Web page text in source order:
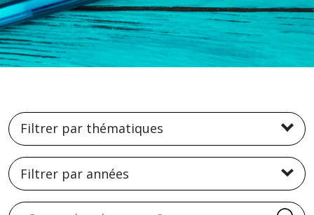
Filtrer par thématiques
Filtrer par années